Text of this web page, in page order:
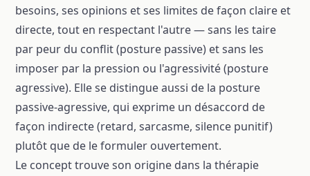
besoins, ses opinions et ses limites de façon claire et
directe, tout en respectant l'autre — sans les taire
par peur du conflit (posture passive) et sans les
imposer par la pression ou l'agressivité (posture
agressive). Elle se distingue aussi de la posture
passive-agressive, qui exprime un désaccord de
façon indirecte (retard, sarcasme, silence punitif)
plutôt que de le formuler ouvertement.
Le concept trouve son origine dans la thérapie